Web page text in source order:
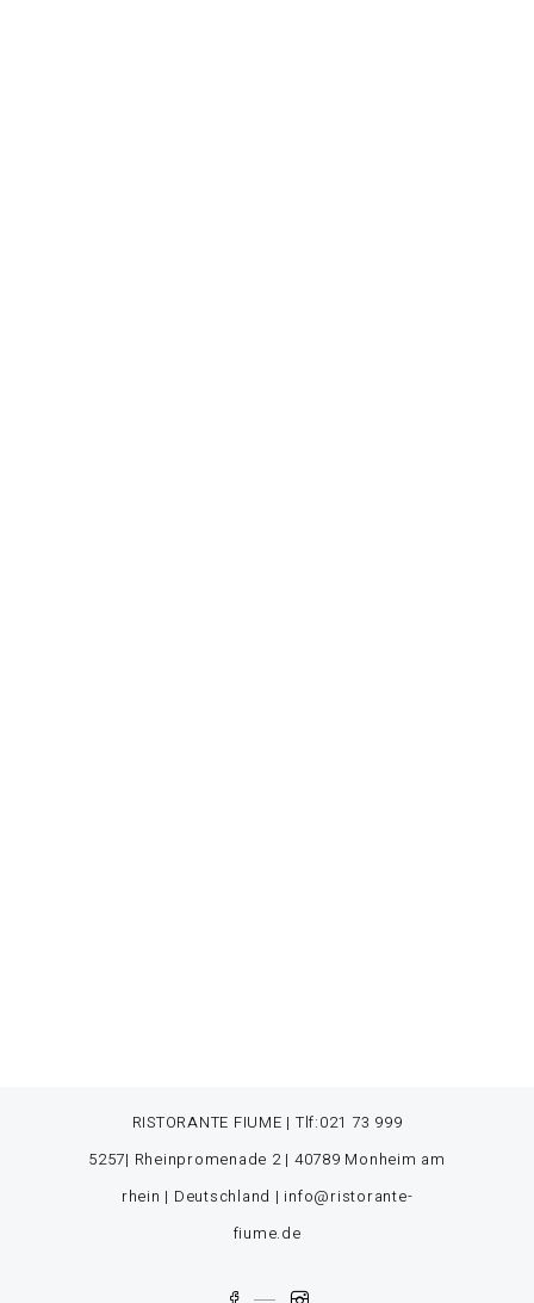
RISTORANTE FIUME | Tlf:021 73 999
5257| Rheinpromenade 2 | 40789 Monheim am
rhein | Deutschland | info@ristorante-
fiume.de